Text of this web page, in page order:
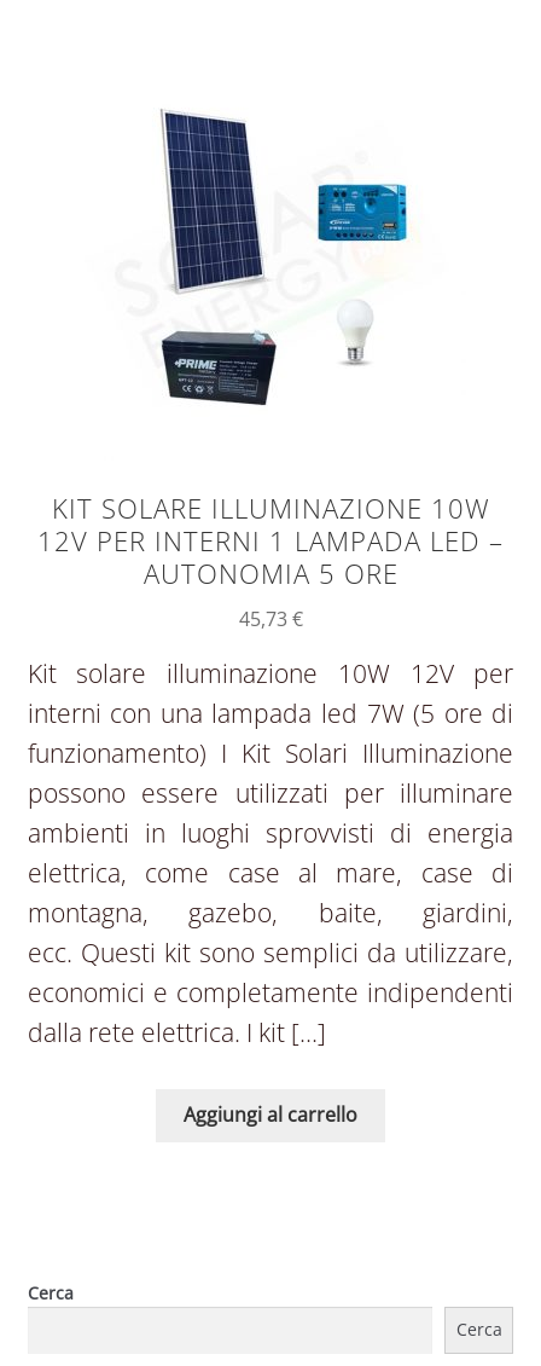
KIT SOLARE ILLUMINAZIONE 10W
12V PER INTERNI 1 LAMPADA LED –
AUTONOMIA 5 ORE
45,73€
Kit solare illuminazione 10W 12V per
interni con una lampada led 7W (5 ore di
funzionamento) I Kit Solari Illuminazione
possono essere utilizzati per illuminare
ambienti in luoghi sprovvisti di energia
elettrica, come case al mare, case di
montagna, gazebo, baite, giardini,
ecc. Questi kit sono semplici da utilizzare,
economici e completamente indipendenti
dalla rete elettrica. I kit […]
Aggiungi al carrello
Cerca
Cerca